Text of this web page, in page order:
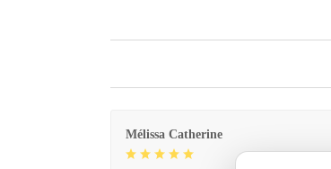
Mélissa Catherine